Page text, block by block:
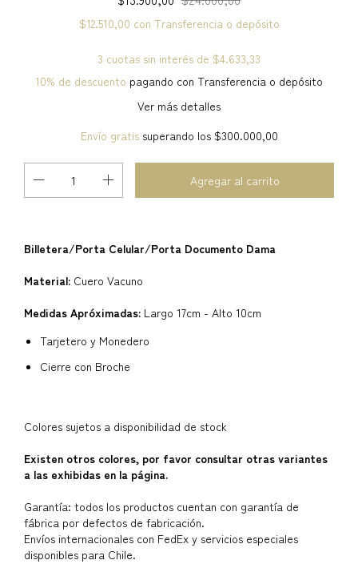
$12.510,00 con Transferencia o depósito
3 cuotas sin interés de $4.633,33
10% de descuento pagando con Transferencia o depósito
Ver más detalles
Envío gratis superando los $300.000,00
Billetera/Porta Celular/Porta Documento Dama
Material: Cuero Vacuno
Medidas Apróximadas: Largo 17cm - Alto 10cm
Tarjetero y Monedero
Cierre con Broche
Colores sujetos a disponibilidad de stock
Existen otros colores, por favor consultar otras variantes
a las exhibidas en la página.
Garantía: todos los productos cuentan con garantía de
fábrica por defectos de fabricación.
Envíos internacionales con FedEx y servicios especiales
disponibles para Chile.